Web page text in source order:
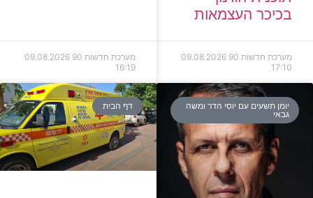
בכיכר העצמאות
מערכת חדשות 90
09.08.2026
17:10
מערכת חדשות 90
09.08.2026
16:19
יומן תשעים עם יוסי הדר ומשה
גבאי
דף הבית